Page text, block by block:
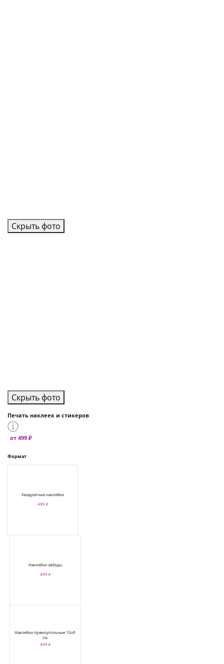
Скрыть фото
Скрыть фото
Печать наклеек и стикеров
от 499 ₽
Формат
Квадратные наклейки
499 ₽
Наклейки звёзды
499 ₽
Наклейки прямоугольные 10х9
см
499 ₽